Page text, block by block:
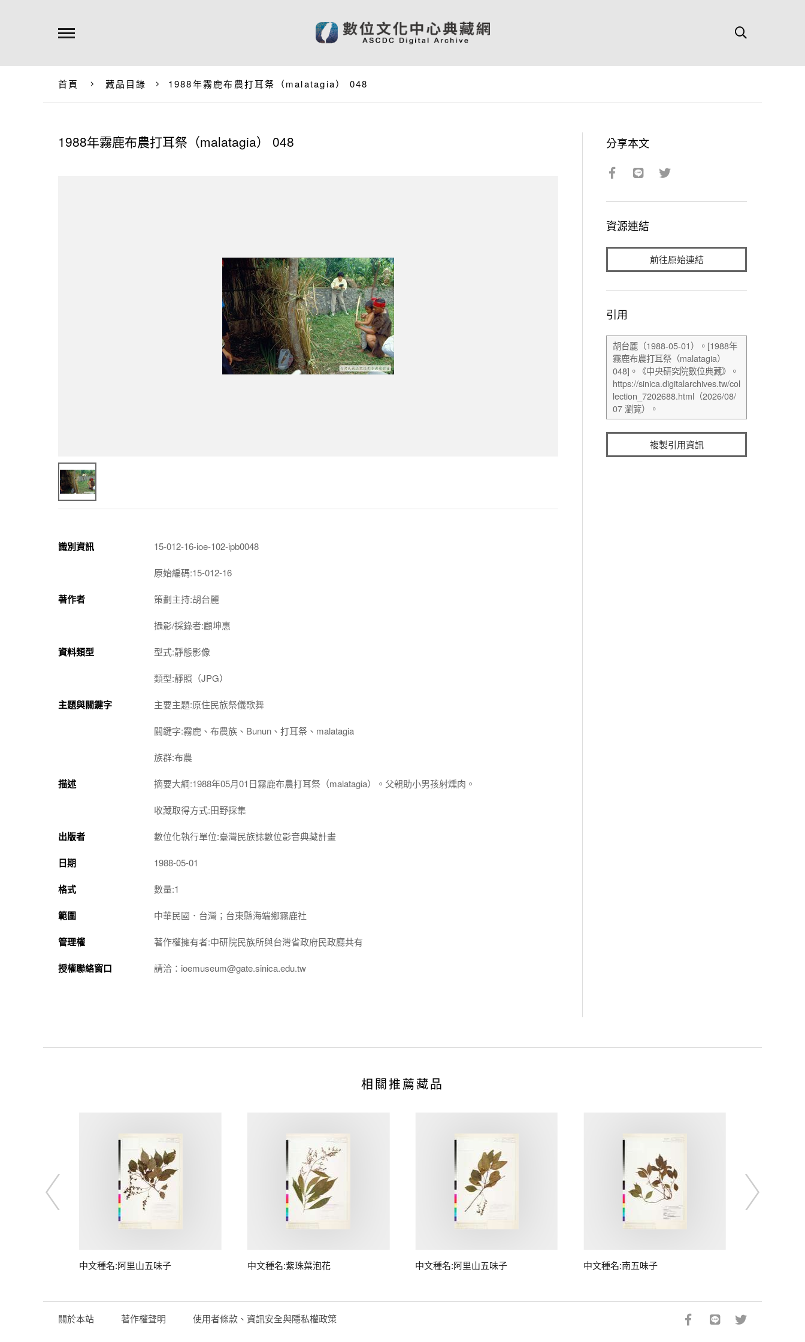
首頁 藏品目錄 1988年霧鹿布農打耳祭（malatagia） 048
1988年霧鹿布農打耳祭（malatagia） 048
識別資訊 15-012-16-ioe-102-ipb0048
原始編碼:15-012-16
著作者 策劃主持:胡台麗
攝影/採錄者:顧坤惠
資料類型 型式:靜態影像
類型:靜照（JPG）
主題與關鍵字 主要主題:原住民族祭儀歌舞
關鍵字:霧鹿、布農族、Bunun、打耳祭、malatagia
族群:布農
描述 摘要大綱:1988年05月01日霧鹿布農打耳祭（malatagia）。父親助小男孩射燻肉。
收藏取得方式:田野採集
出版者 數位化執行單位:臺灣民族誌數位影音典藏計畫
日期 1988-05-01
格式 數量:1
範圍 中華民國．台灣；台東縣海端鄉霧鹿社
管理權 著作權擁有者:中研院民族所與台灣省政府民政廳共有
授權聯絡窗口 請洽：ioemuseum@gate.sinica.edu.tw
分享本文
資源連結
前往原始連結
引用
複製引用資訊
相關推薦藏品
中文種名:阿里山五味子 中文種名:紫珠葉泡花 中文種名:阿里山五味子 中文種名:南五味子
關於本站 著作權聲明 使用者條款、資訊安全與隱私權政策